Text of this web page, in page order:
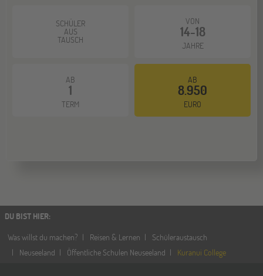
Schüleraustausch-Infoabend (Ozeanien &
Nordamerika)
SCHÜLER
AUS
TAUSCH
VON
14-18
JAHRE
AB
1
TERM
AB
8.950
EURO
DU BIST HIER:
Was willst du machen?
Reisen & Lernen
Schüleraustausch
Neuseeland
Öffentliche Schulen Neuseeland Kuranui College